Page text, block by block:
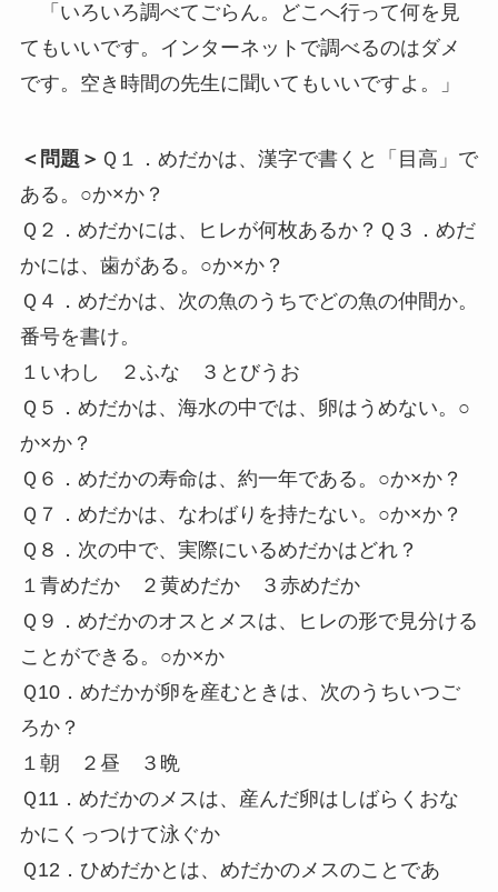
「いろいろ調べてごらん。どこへ行って何を見
てもいいです。インターネットで調べるのはダメ
です。空き時間の先生に聞いてもいいですよ。」
＜問題＞ Ｑ１．めだかは、漢字で書くと「目高」で
ある。○か×か？
Ｑ２．めだかには、ヒレが何枚あるか？Ｑ３．めだ
かには、歯がある。○か×か？
Ｑ４．めだかは、次の魚のうちでどの魚の仲間か。
番号を書け。
１いわし ２ふな ３とびうお
Ｑ５．めだかは、海水の中では、卵はうめない。○
か×か？
Ｑ６．めだかの寿命は、約一年である。○か×か？
Ｑ７．めだかは、なわばりを持たない。○か×か？
Ｑ８．次の中で、実際にいるめだかはどれ？
１青めだか ２黄めだか ３赤めだか
Ｑ９．めだかのオスとメスは、ヒレの形で見分ける
ことができる。○か×か
Ｑ10．めだかが卵を産むときは、次のうちいつご
ろか？
１朝 ２昼 ３晩
Ｑ11．めだかのメスは、産んだ卵はしばらくおな
かにくっつけて泳ぐか
Ｑ12．ひめだかとは、めだかのメスのことであ